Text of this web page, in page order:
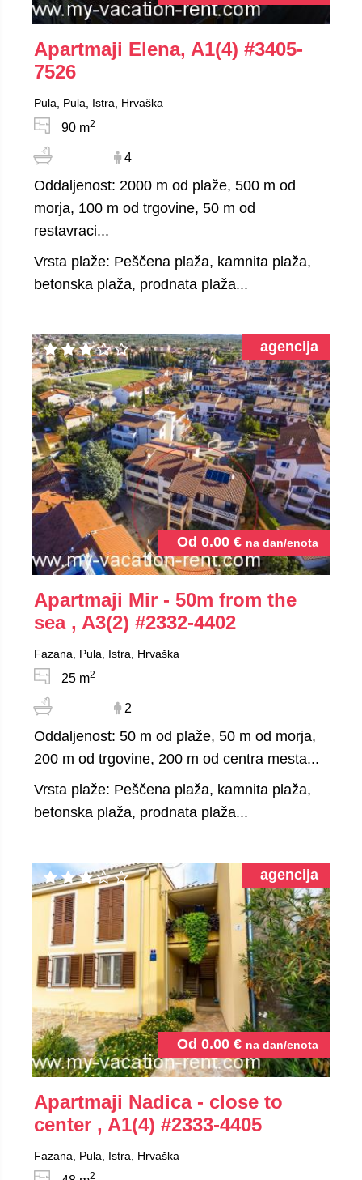
Apartmaji Elena, A1(4) #3405-
7526
Pula, Pula, Istra, Hrvaška
90 m2
4
Oddaljenost: 2000 m od plaže, 500 m od
morja, 100 m od trgovine, 50 m od
restavraci...
Vrsta plaže: Peščena plaža, kamnita plaža,
betonska plaža, prodnata plaža...
Od 0.00 € na dan/enota
agencija
Apartmaji Mir - 50m from the
sea , A3(2) #2332-4402
Fazana, Pula, Istra, Hrvaška
25 m2
2
Oddaljenost: 50 m od plaže, 50 m od morja,
200 m od trgovine, 200 m od centra mesta...
Vrsta plaže: Peščena plaža, kamnita plaža,
betonska plaža, prodnata plaža...
Od 0.00 € na dan/enota
agencija
Apartmaji Nadica - close to
center , A1(4) #2333-4405
Fazana, Pula, Istra, Hrvaška
2